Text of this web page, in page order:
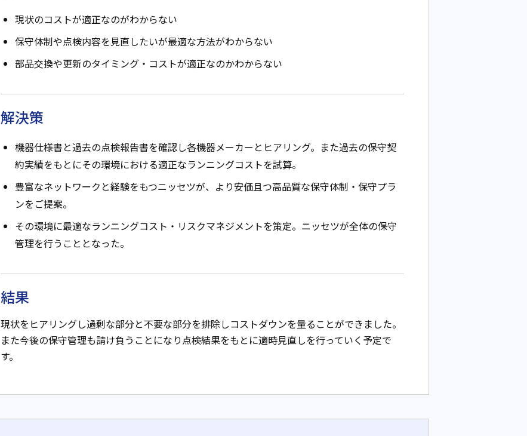
現状のコストが適正なのがわからない
保守体制や点検内容を見直したいが最適な方法がわからない
部品交換や更新のタイミング・コストが適正なのかわからない
解決策
機器仕様書と過去の点検報告書を確認し各機器メーカーとヒアリング。また過去の保守契
約実績をもとにその環境における適正なランニングコストを試算。
豊富なネットワークと経験をもつニッセツが、より安価且つ高品質な保守体制・保守プラ
ンをご提案。
その環境に最適なランニングコスト・リスクマネジメントを策定。ニッセツが全体の保守
管理を行うこととなった。
結果
現状をヒアリングし過剰な部分と不要な部分を排除しコストダウンを量ることができました。
また今後の保守管理も請け負うことになり点検結果をもとに適時見直しを行っていく予定で
す。